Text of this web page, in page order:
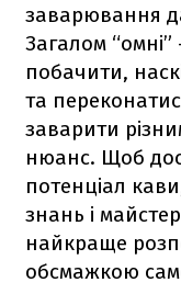
заварювання
Загалом
побачити,
та
заварити
нюанс. Щоб
потенціал
знань і
найкраще
обсмажкою